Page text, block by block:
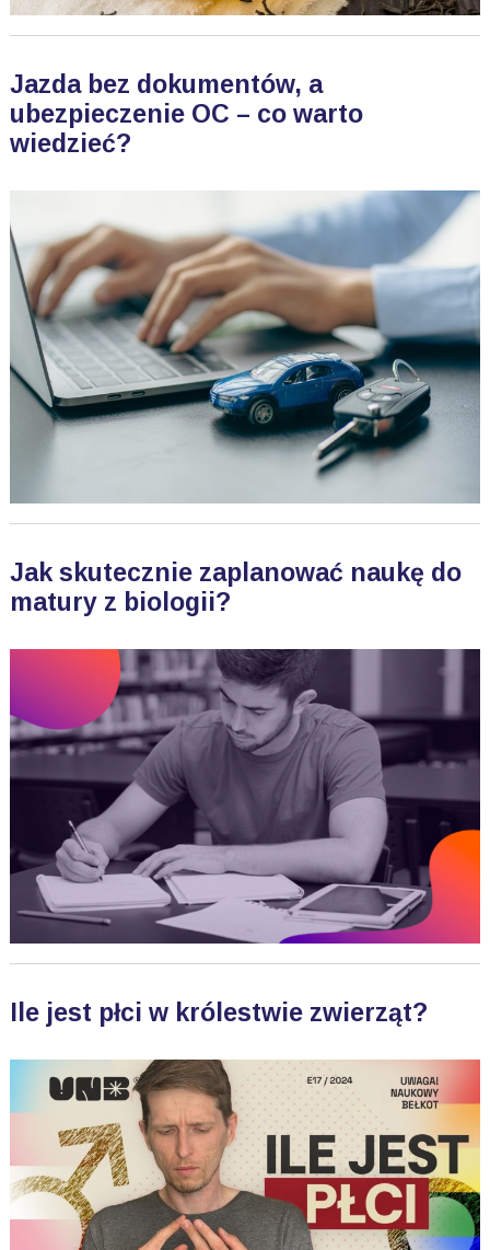
Jazda bez dokumentów, a
ubezpieczenie OC – co warto
wiedzieć?
Jak skutecznie zaplanować naukę do
matury z biologii?
Ile jest płci w królestwie zwierząt?